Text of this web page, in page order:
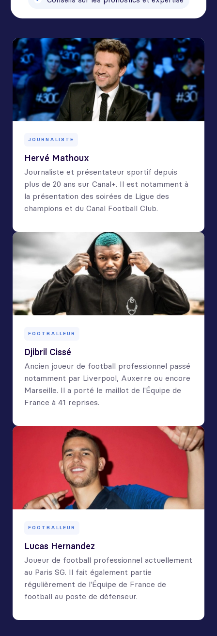
JOURNALISTE
Hervé Mathoux
Journaliste et présentateur sportif depuis
plus de 20 ans sur Canal+. Il est notamment à
la présentation des soirées de Ligue des
champions et du Canal Football Club.
FOOTBALLEUR
Djibril Cissé
Ancien joueur de football professionnel passé
notamment par Liverpool, Auxerre ou encore
Marseille. Il a porté le maillot de l'Équipe de
France à 41 reprises.
FOOTBALLEUR
Lucas Hernandez
Joueur de football professionnel actuellement
au Paris SG. Il fait également partie
régulièrement de l'Équipe de France de
football au poste de défenseur.